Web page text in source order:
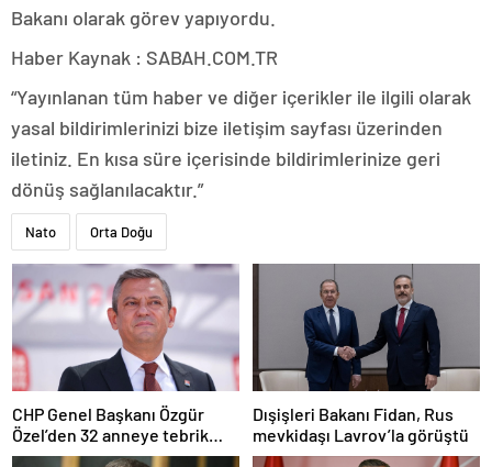
Bakanı olarak görev yapıyordu.
Haber Kaynak : SABAH.COM.TR
“Yayınlanan tüm haber ve diğer içerikler ile ilgili olarak
yasal bildirimlerinizi bize iletişim sayfası üzerinden
iletiniz. En kısa süre içerisinde bildirimlerinize geri
dönüş sağlanılacaktır.”
Nato Orta Doğu
CHP Genel Başkanı Özgür
Özel’den 32 anneye tebrik
telefonu
Dışişleri Bakanı Fidan, Rus
mevkidaşı Lavrov’la görüştü